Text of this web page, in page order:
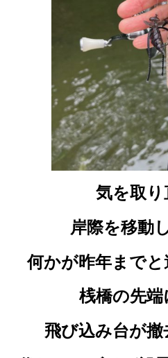
気を取り
岸際を移動
何かが昨年まで
桟橋の先
飛び込み台が